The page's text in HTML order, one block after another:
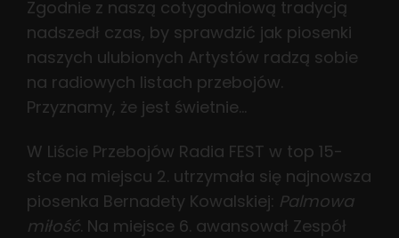
Zgodnie z naszą cotygodniową tradycją
nadszedł czas, by sprawdzić jak piosenki
naszych ulubionych Artystów radzą sobie
na radiowych listach przebojów.
Przyznamy, że jest świetnie…
W Liście Przebojów Radia FEST w top 15-
stce na miejscu 2. utrzymała się najnowsza
piosenka Bernadety Kowalskiej: Palmowa
miłość. Na miejsce 6. awansował Zespół